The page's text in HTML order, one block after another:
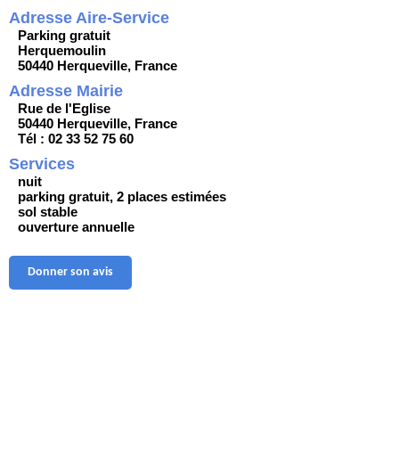
Adresse Aire-Service
Parking gratuit
Herquemoulin
50440 Herqueville, France
Adresse Mairie
Rue de l'Eglise
50440 Herqueville, France
Tél : 02 33 52 75 60
Services
nuit
parking gratuit, 2 places estimées
sol stable
ouverture annuelle
Donner son avis